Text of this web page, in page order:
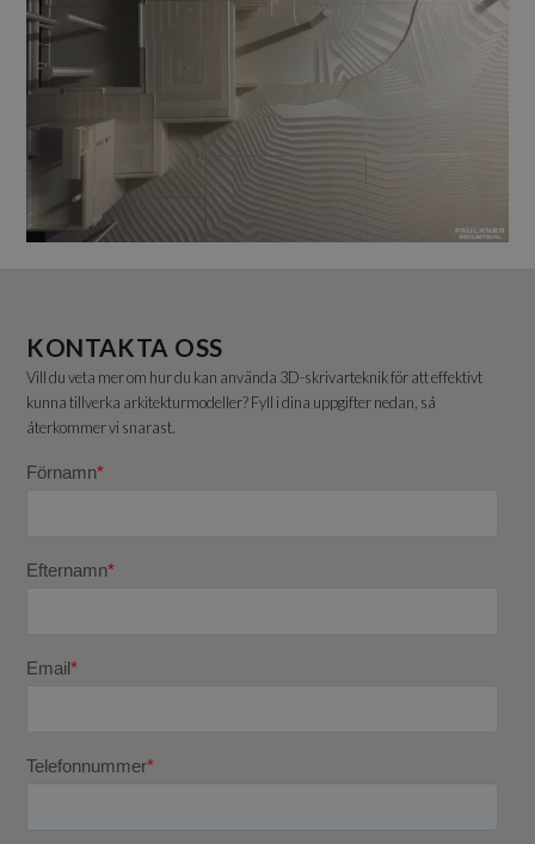
KONTAKTA OSS
Vill du veta mer om hur du kan använda 3D-skrivarteknik för att effektivt
kunna tillverka arkitekturmodeller? Fyll i dina uppgifter nedan, så
återkommer vi snarast.